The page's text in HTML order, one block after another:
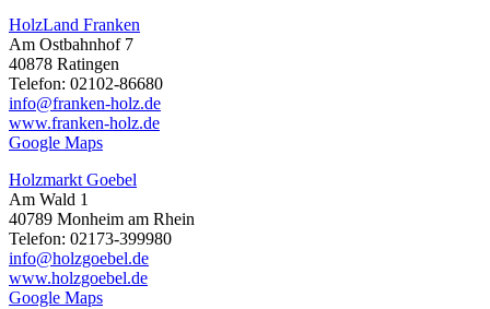
HolzLand Franken
Am Ostbahnhof 7
40878 Ratingen
Telefon: 02102-86680
info@franken-holz.de
www.franken-holz.de
Google Maps
Holzmarkt Goebel
Am Wald 1
40789 Monheim am Rhein
Telefon: 02173-399980
info@holzgoebel.de
www.holzgoebel.de
Google Maps